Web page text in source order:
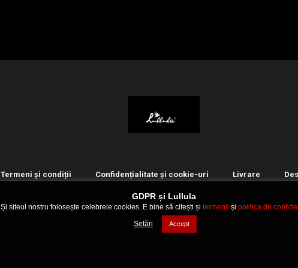
Termeni și condiții Confidențialitate și cookie-uri Livrare
© 2021 Lullula
GDPR și Lullula
Și siteul nostru folosește celebrele cookies. E bine să citești și termenii și politica de
Setări
Accept